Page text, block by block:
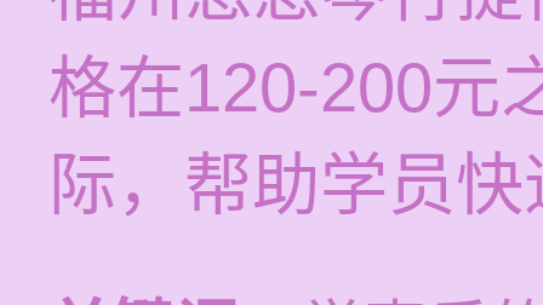
格在120-200元
际，帮助学员